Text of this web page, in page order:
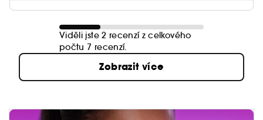
Viděli jste 2 recenzí z celkového
počtu 7 recenzí.
Zobrazit více